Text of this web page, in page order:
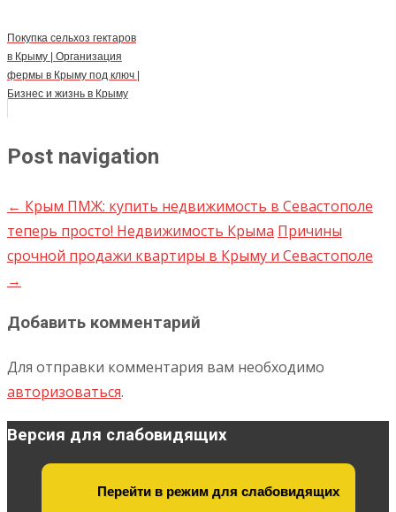
Покупка сельхоз гектаров
в Крыму | Организация
фермы в Крыму под ключ |
Бизнес и жизнь в Крыму
Post navigation
← Крым ПМЖ: купить недвижимость в Севастополе
теперь просто! Недвижимость Крыма Причины
срочной продажи квартиры в Крыму и Севастополе
→
Добавить комментарий
Для отправки комментария вам необходимо
авторизоваться.
Версия для слабовидящих
Перейти в режим для слабовидящих